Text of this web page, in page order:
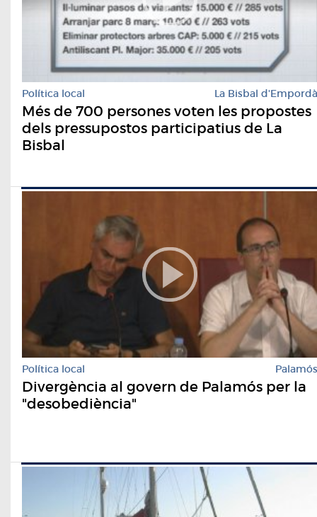
Política local La Bisbal d'Empordà
Més de 700 persones voten les propostes
dels pressupostos participatius de La
Bisbal
Política local Palamós
Divergència al govern de Palamós per la
"desobediència"